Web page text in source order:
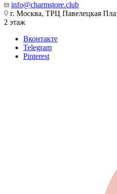
info@charmstore.club
г. Москва, ТРЦ Павелецкая
2 этаж
Вконтакте
Telegram
Pinterest